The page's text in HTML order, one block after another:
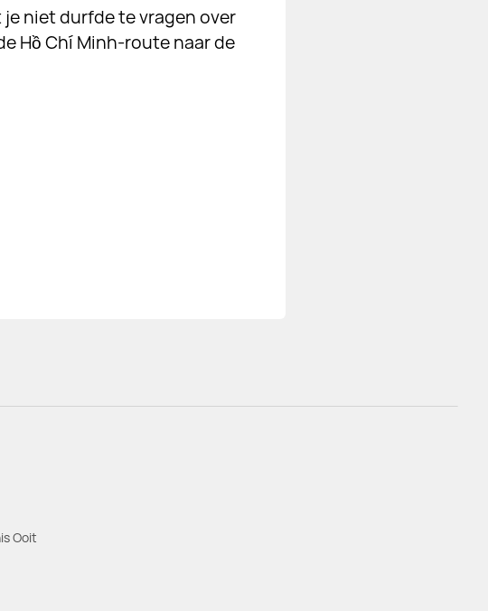
niet durfde te vragen over
Hồ Chí Minh-route naar de
Ooit